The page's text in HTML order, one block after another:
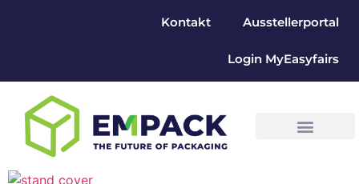
Kontakt Ausstellerportal
Login MyEasyfairs